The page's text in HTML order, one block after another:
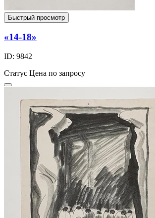
Быстрый просмотр
«14-18»
ID: 9842
Статус Цена по запросу